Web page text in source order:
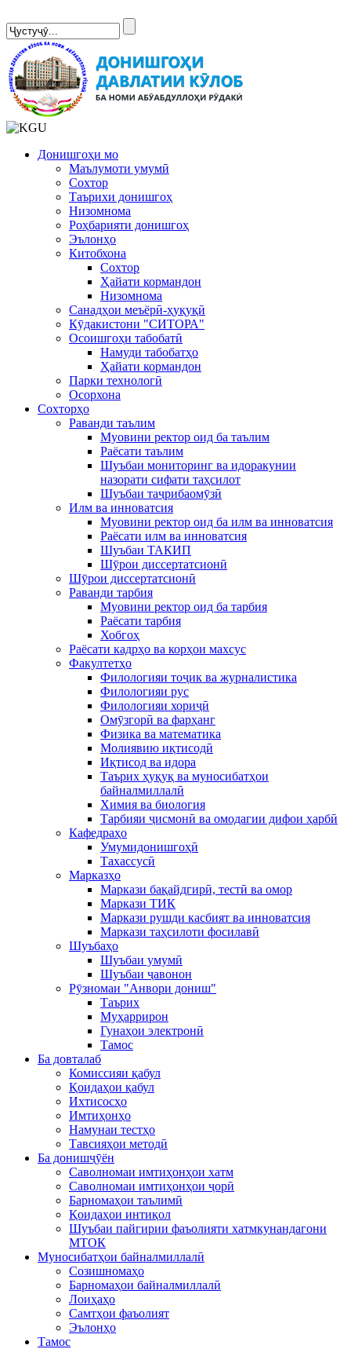
Донишгоҳи мо
Маълумоти умумӣ
Сохтор
Таърихи донишгоҳ
Низомнома
Роҳбарияти донишгоҳ
Эълонҳо
Китобхона
Сохтор
Ҳайати кормандон
Низомнома
Санадҳои меъёрӣ-ҳуқуқӣ
Кӯдакистони "СИТОРА"
Осоишгоҳи табобатӣ
Намуди табобатҳо
Ҳайати кормандон
Парки технологӣ
Осорхона
Сохторҳо
Раванди таълим
Муовини ректор оид ба таълим
Раёсати таълим
Шуъбаи мониторинг ва идоракунии
назорати сифати таҳсилот
Шуъбаи таҷрибаомӯзӣ
Илм ва инноватсия
Муовини ректор оид ба илм ва инноватсия
Раёсати илм ва инноватсия
Шуъбаи ТАКИП
Шӯрои диссертатсионӣ
Шӯрои диссертатсионӣ
Раванди тарбия
Муовини ректор оид ба тарбия
Раёсати тарбия
Хобгоҳ
Раёсати кадрҳо ва корҳои махсус
Факултетҳо
Филологияи тоҷик ва журналистика
Филологияи рус
Филологияи хориҷӣ
Омӯзгорӣ ва фарҳанг
Физика ва математика
Молиявию иқтисодӣ
Иқтисод ва идора
Таърих ҳуқуқ ва муносибатҳои
байналмиллалӣ
Химия ва биология
Тарбияи ҷисмонӣ ва омодагии дифои ҳарбӣ
Кафедраҳо
Умумидонишгоҳӣ
Тахассусӣ
Марказҳо
Маркази бақайдгирӣ, тестӣ ва омор
Маркази ТИК
Маркази рушди касбият ва инноватсия
Маркази таҳсилоти фосилавӣ
Шуъбаҳо
Шуъбаи умумӣ
Шуъбаи ҷавонон
Рӯзномаи "Анвори дониш"
Таърих
Муҳаррирон
Гунаҳои электронӣ
Тамос
Ба довталаб
Комиссияи қабул
Қоидаҳои қабул
Ихтисосҳо
Имтиҳонҳо
Намунаи тестҳо
Тавсияҳои методӣ
Ба донишҷӯён
Саволномаи имтиҳонҳои хатм
Саволномаи имтиҳонҳои ҷорӣ
Барномаҳои таълимӣ
Қоидаҳои интиқол
Шуъбаи пайгирии фаъолияти хатмкунандагони
МТОК
Муносибатҳои байналмиллалӣ
Созишномаҳо
Барномаҳои байналмиллалӣ
Лоиҳаҳо
Самтҳои фаъолият
Эълонҳо
Тамос